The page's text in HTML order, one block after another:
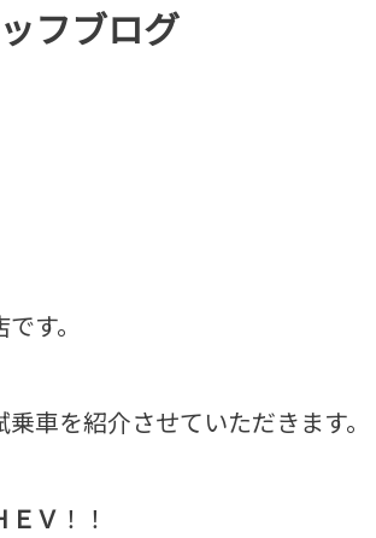
フブログ
す。
車を紹介させていただきます。
ＥＶ ！！